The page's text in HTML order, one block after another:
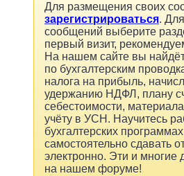
Для размещения своих
зарегистрироваться.
сообщений выберите
первый визит,
На нашем сайте вы
по бухгалтерским
налога на прибыль,
удержанию НДФЛ, плану
себестоимости,
учёту в УСН. Научитесь
бухгалтерских
самостоятельно сдавать
электронно. Эти и многие
на нашем форуме!